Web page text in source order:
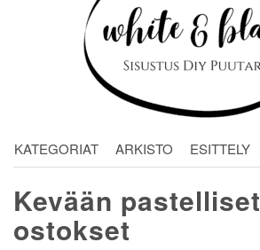
KATEGORIAT ARKISTO ESITTELY
Kevään pastelliset
ostokset